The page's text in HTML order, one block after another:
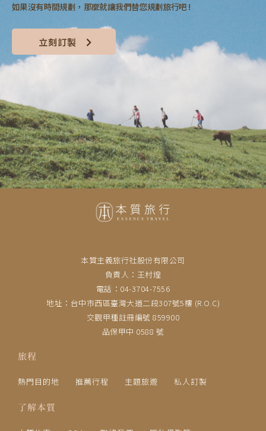
如果沒有時間規劃，那麼就讓我們替您規劃旅行吧 !
立刻訂製
本質主義旅行社股份有限公司
負責人：王村煌
電話：04-3704-7556
地址：台中市西區臺灣大道二段307號5樓 (R.O.C)
交觀甲種註冊編號 859900
品保甲中 0588 號
旅程
熱門目的地 推薦行程 主題旅遊 私人訂製
了解本質